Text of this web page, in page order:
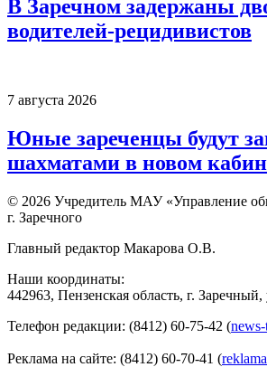
В Заречном задержаны
водителей-рецидивистов
7 августа 2026
Юные зареченцы будут
шахматами в новом
© 2026 Учредитель МАУ «Управление
г. Заречного
Главный редактор Макарова О.В.
Наши координаты:
442963, Пензенская область, г.
Телефон редакции: (8412) 60-75-42 (
Реклама на сайте: (8412) 60-70-41 (